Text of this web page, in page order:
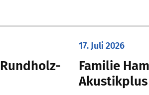
17. Juli 2026
Familie
Akustikplus